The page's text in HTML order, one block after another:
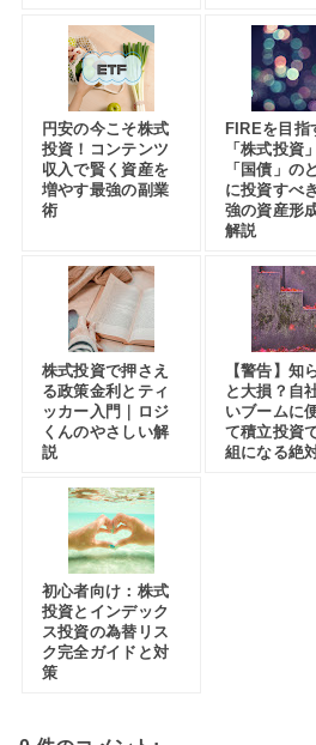
円安の今こそ株式
投資！コンテンツ
収入で賢く資産を
増やす最強の副業
術
FIREを目指
「株式投資
「国債」の
に投資すべ
強の資産形
解説
株式投資で押さえ
る政策金利とティ
ッカー入門｜ロジ
くんのやさしい解
説
【警告】知
と大損？自
いブームに
て積立投資
組になる絶
初心者向け：株式
投資とインデック
ス投資の為替リス
ク完全ガイドと対
策